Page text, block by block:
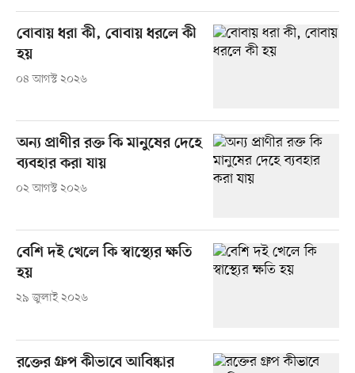
বোবায় ধরা কী, বোবায় ধরলে কী
হয়
০৪ আগস্ট ২০২৬
অন্য প্রাণীর রক্ত কি মানুষের দেহে
ব্যবহার করা যায়
০২ আগস্ট ২০২৬
বেশি দই খেলে কি স্বাস্থ্যের ক্ষতি
হয়
২৯ জুলাই ২০২৬
রক্তের গ্রুপ কীভাবে আবিষ্কার